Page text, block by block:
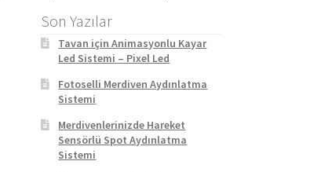
Son Yazılar
Tavan için Animasyonlu Kayar
Led Sistemi – Pixel Led
Fotoselli Merdiven Aydınlatma
Sistemi
Merdivenlerinizde Hareket
Sensörlü Spot Aydınlatma
Sistemi